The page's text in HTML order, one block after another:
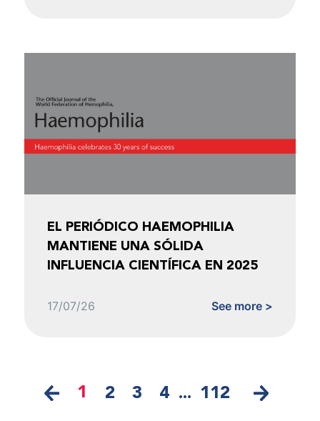
EL PERIÓDICO HAEMOPHILIA
MANTIENE UNA SÓLIDA
INFLUENCIA CIENTÍFICA EN 2025
17/07/26 See more >
1 2 3 4 ... 112